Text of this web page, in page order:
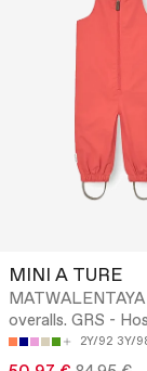
MINI A TURE
MATWALENTAYA
overalls. GRS -
2Y/92 3Y/